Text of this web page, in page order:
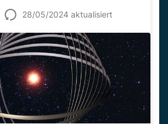
28/05/2024 aktualisiert